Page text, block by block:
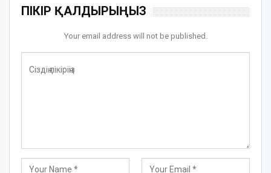
ПІКІР ҚАЛДЫРЫҢЫЗ
Your email address will not be published.